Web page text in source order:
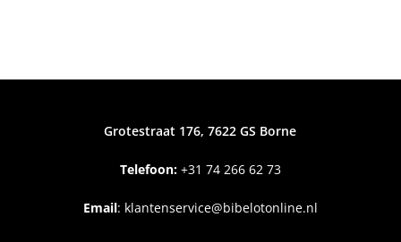
Grotestraat 176, 7622 GS Borne
Telefoon:+31 74 266 62 73
Email: klantenservice@bibelotonline.nl